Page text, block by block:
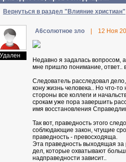
Вернуться в раздел "Влияние христиан"
Удален
А6солютное зло 12 Ноя
Недавно я задалась вопросом,
мне пришло понимание, ответ..
Следователь расследовал
кону жизнь человека.. Но что-
стороны все коллеги и
срокам уже пора завершить
имя восстановления
Так вот, праведность этого
соблюдающие закон, чтущие
праведность - превосходяща.
Эта праведность выходящая за
дел, которые охватывают
надправедности зависит..